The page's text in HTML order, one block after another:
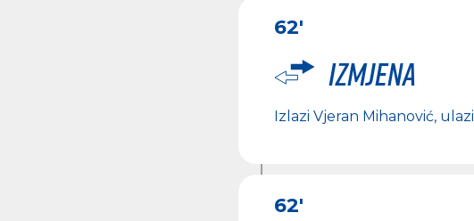
62'
Izmjena
Izlazi Vjeran Mihanović, ulazi
62'